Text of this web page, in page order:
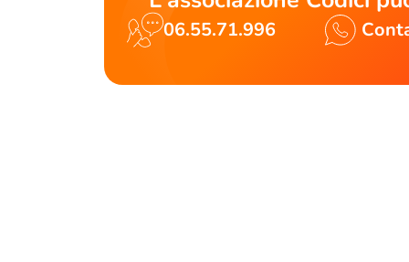
06.55.71.996